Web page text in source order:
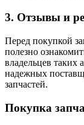
3. Отзывы и
Перед покупкой
полезно
владельцев таких
надежных
запчастей.
Покупка